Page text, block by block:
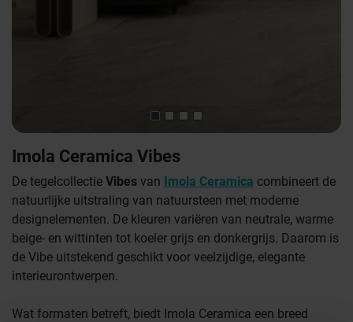
Imola Ceramica Vibes
De tegelcollectie Vibes van Imola Ceramica combineert de
natuurlijke uitstraling van natuursteen met moderne
designelementen. De kleuren variëren van neutrale, warme
beige- en wittinten tot koeler grijs en donkergrijs. Daarom is
de Vibe uitstekend geschikt voor veelzijdige, elegante
interieurontwerpen.
Wat formaten betreft, biedt Imola Ceramica een breed